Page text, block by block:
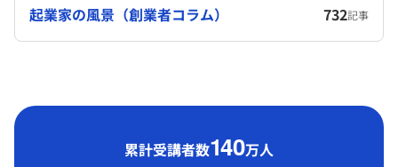
起業家の風景（創業者コラム） 732記事
累計受講者数140万人